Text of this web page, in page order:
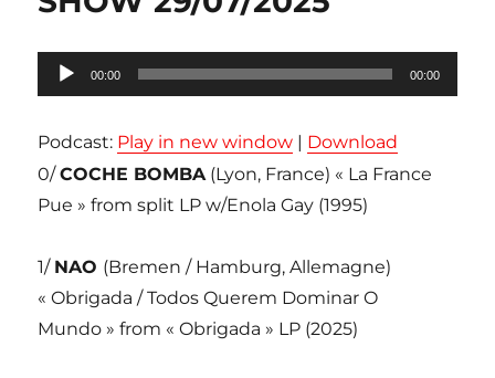
Lecteur
audio
00:00 00:00
Podcast: Play in new window | Download
0/COCHE BOMBA(Lyon, France) « La France
Pue » from split LP w/Enola Gay (1995)
1/ NAO (Bremen / Hamburg, Allemagne)
« Obrigada / Todos Querem Dominar O
Mundo » from « Obrigada » LP (2025)